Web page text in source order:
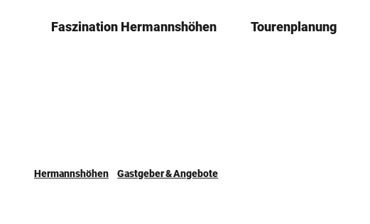
Faszination ­Hermannshöhen Tourenplanung
Hermannshöhen
Gastgeber & Angebote